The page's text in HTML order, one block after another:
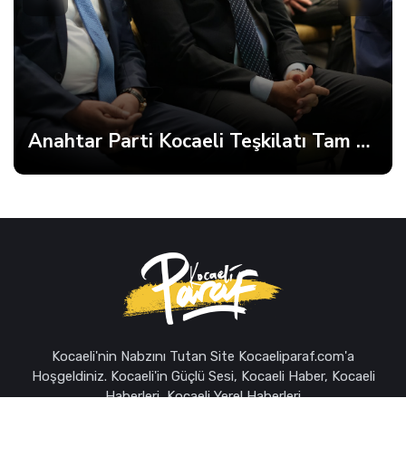
Anahtar Parti Kocaeli Teşkilatı Tam Kadro Toplandı
Kocaeli'nin Nabzını Tutan Site Kocaeliparaf.com'a
Hoşgeldiniz. Kocaeli'in Güçlü Sesi, Kocaeli Haber, Kocaeli
Haberleri, Kocaeli Yerel Haberleri